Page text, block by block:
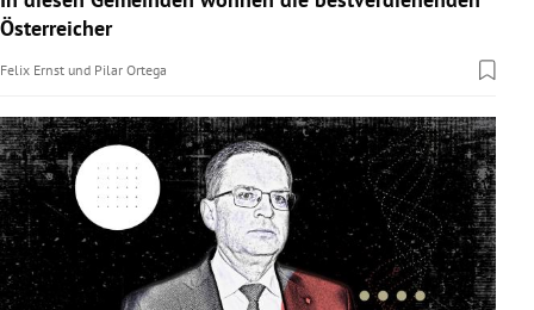
Österreicher
Felix Ernst und Pilar Ortega